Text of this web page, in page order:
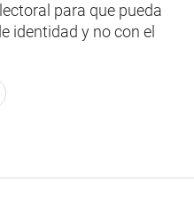
para que pueda
identidad y no con el